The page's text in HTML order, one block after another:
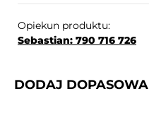
Opiekun produktu:
Sebastian: 790 716 726
DODAJ